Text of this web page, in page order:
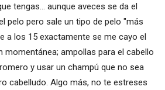
tengas... aunque aveces se da el
pelo pero sale un tipo de pelo "más
a los 15 exactamente se me cayo el
momentánea; ampollas para el cabello
y usar un champú que no sea
cabelludo. Algo más, no te estreses